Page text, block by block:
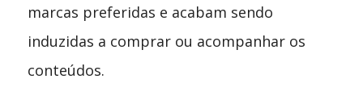
marcas preferidas e acabam sendo
induzidas a comprar ou acompanhar os
conteúdos.